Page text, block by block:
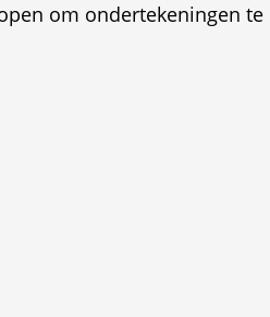
om ondertekeningen te